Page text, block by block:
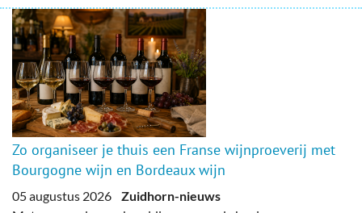
Zo organiseer je thuis een Franse wijnproeverij met
Bourgogne wijn en Bordeaux wijn
05 augustus 2026 Zuidhorn-nieuws